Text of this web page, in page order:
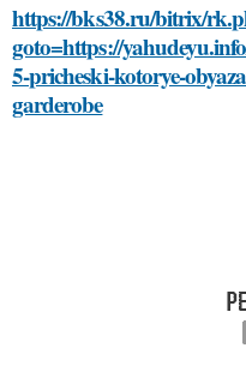
https://bks38.ru/bitrix/
goto=https://
5-pricheski-kotorye-
garderobe